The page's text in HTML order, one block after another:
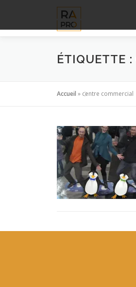
contenu
ÉTIQUETTE :
Accueil » centre commercial